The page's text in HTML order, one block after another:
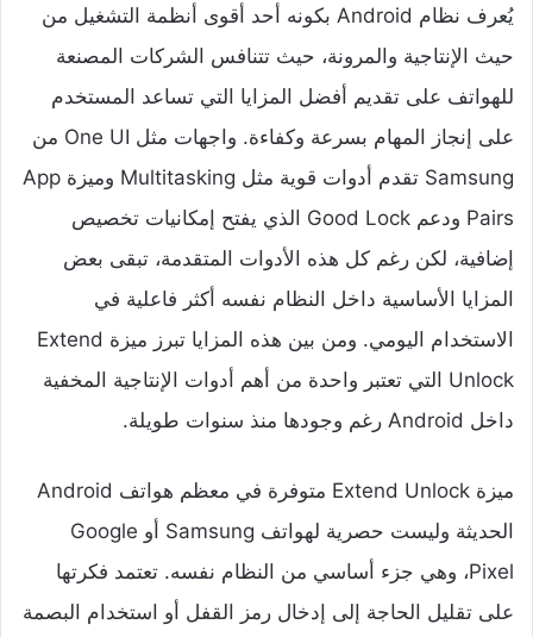
يُعرف نظام Android بكونه أحد أقوى أنظمة التشغيل من
حيث الإنتاجية والمرونة، حيث تتنافس الشركات المصنعة
للهواتف على تقديم أفضل المزايا التي تساعد المستخدم
على إنجاز المهام بسرعة وكفاءة. واجهات مثل One UI من
Samsung تقدم أدوات قوية مثل Multitasking وميزة App
Pairs ودعم Good Lock الذي يفتح إمكانيات تخصيص
إضافية، لكن رغم كل هذه الأدوات المتقدمة، تبقى بعض
المزايا الأساسية داخل النظام نفسه أكثر فاعلية في
الاستخدام اليومي. ومن بين هذه المزايا تبرز ميزة Extend
Unlock التي تعتبر واحدة من أهم أدوات الإنتاجية المخفية
داخل Android رغم وجودها منذ سنوات طويلة.
ميزة Extend Unlock متوفرة في معظم هواتف Android
الحديثة وليست حصرية لهواتف Samsung أو Google
Pixel، وهي جزء أساسي من النظام نفسه. تعتمد فكرتها
على تقليل الحاجة إلى إدخال رمز القفل أو استخدام البصمة